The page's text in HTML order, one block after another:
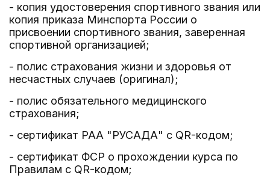
- копия удостоверения спортивного звания или
копия приказа Минспорта России о
присвоении спортивного звания, заверенная
спортивной организацией;
- полис страхования жизни и здоровья от
несчастных случаев (оригинал);
- полис обязательного медицинского
страхования;
- сертификат РАА "РУСАДА" с QR-кодом;
- сертификат ФСР о прохождении курса по
Правилам с QR-кодом;